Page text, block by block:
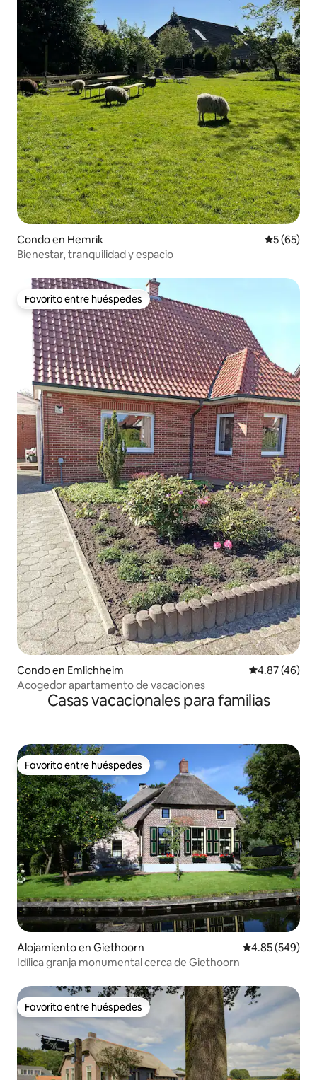
Condo en Hemrik
5 (65)
Bienestar, tranquilidad y espacio
Favorito entre huéspedes
Favorito entre huéspedes
Condo en Emlichheim Calificación
4.87 (46)
Acogedor apartamento de vacaciones
Casas vacacionales para familias
Favorito entre huéspedes
Favorito entre huéspedes
Alojamiento en Giethoorn Calificación
4.85 (549)
Idílica granja monumental cerca de Giethoorn
Favorito entre huéspedes
Favorito entre huéspedes